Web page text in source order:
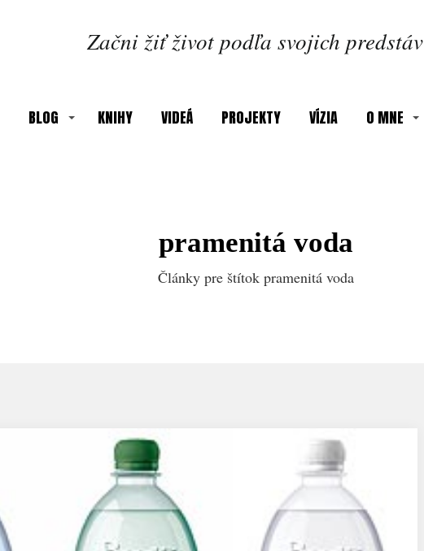
Začni žiť život podľa svojich predstáv
BLOG KNIHY VIDEÁ PROJEKTY VÍZIA O MNE
pramenitá voda
Články pre štítok pramenitá voda